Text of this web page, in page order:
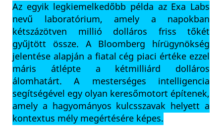
Az egyik legkiemelkedőbb példa az Exa Labs
nevű laboratórium, amely a napokban
kétszázötven millió dolláros friss tőkét
gyűjtött össze. A Bloomberg hírügynökség
jelentése alapján a fiatal cég piaci értéke ezzel
máris átlépte a kétmilliárd dolláros
álomhatárt. A mesterséges intelligencia
segítségével egy olyan keresőmotort építenek,
amely a hagyományos kulcsszavak helyett a
kontextus mély megértésére képes.